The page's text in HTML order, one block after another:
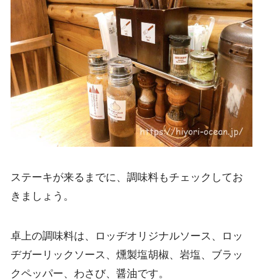
ステーキが来るまでに、調味料もチェックしてお
きましょう。
卓上の調味料は、ロッヂオリジナルソース、ロッ
ヂガーリックソース、燻製塩胡椒、岩塩、ブラッ
クペッパー、わさび、醤油です。